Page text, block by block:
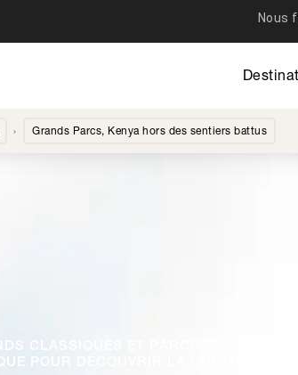
Grands Parcs, Kenya hors des sentiers battus
CLASSIQUES ET PARCS MÉCONNUS,
POUR DÉCOUVRIR LA CULTURE